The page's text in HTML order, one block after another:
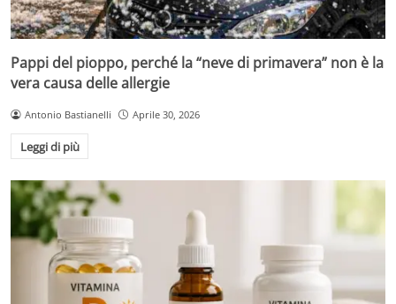
Pappi del pioppo, perché la “neve di primavera” non è la
vera causa delle allergie
Antonio Bastianelli Aprile 30, 2026
Leggi di più